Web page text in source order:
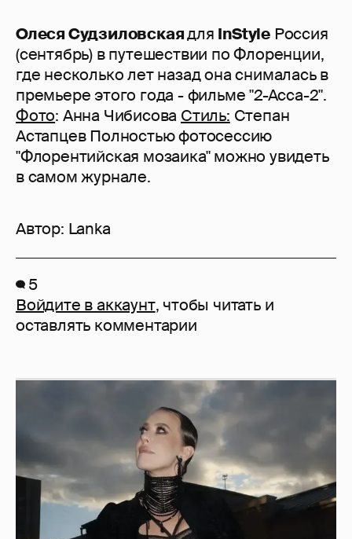
Олеся Судзиловскаядля InStyle Россия
(сентябрь) в путешествии по Флоренции,
где несколько лет назад она снималась в
премьере этого года - фильме "2-Асса-2".
Фото: Анна Чибисова Стиль: Степан
Астапцев Полностью фотосессию
"Флорентийская мозаика" можно увидеть
в самом журнале.
Автор: Lanka
5
Войдите в аккаунт, чтобы читать и
оставлять комментарии